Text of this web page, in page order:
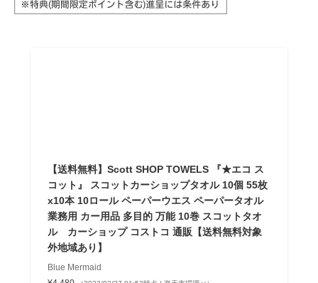
【送料無料】Scott SHOP TOWELS 『★エコ ス
コット』 スコットカーショップタオル 10個 55枚
x10本 10ロール ペーパーウエス ペーパータオル
業務用 カー用品 多目的 万能 10巻 スコットタオ
ル カーショップ コストコ 通販【送料無料対象
外地域あり】
Blue Mermaid